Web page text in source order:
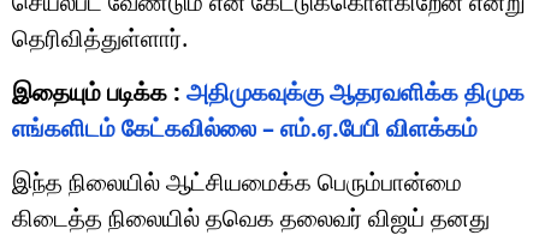
தெரிவித்துள்ளார்.
இதையும் படிக்க : அதிமுகவுக்கு ஆதரவளிக்க திமுக
எங்களிடம் கேட்கவில்லை – எம்.ஏ.பேபி விளக்கம்
இந்த நிலையில் ஆட்சியமைக்க பெரும்பான்மை
கிடைத்த நிலையில் தவெக தலைவர் விஜய் தனது